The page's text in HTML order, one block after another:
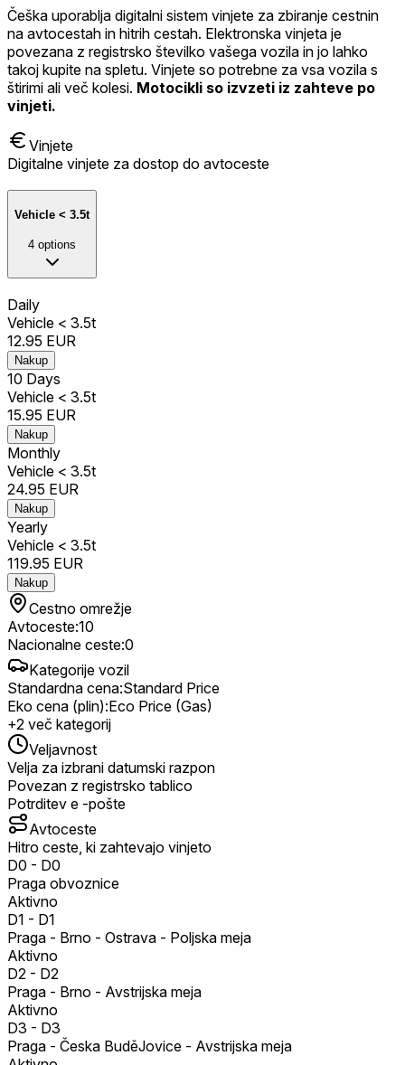
Češka uporablja digitalni sistem vinjete za zbiranje cestnin
na avtocestah in hitrih cestah. Elektronska vinjeta je
povezana z registrsko številko vašega vozila in jo lahko
takoj kupite na spletu. Vinjete so potrebne za vsa vozila s
štirimi ali več kolesi. Motocikli so izvzeti iz zahteve po
vinjeti.
Vinjete
Digitalne vinjete za dostop do avtoceste
Vehicle < 3.5t
4 options
Daily
Vehicle < 3.5t
12.95 EUR
Nakup
10 Days
Vehicle < 3.5t
15.95 EUR
Nakup
Monthly
Vehicle < 3.5t
24.95 EUR
Nakup
Yearly
Vehicle < 3.5t
119.95 EUR
Nakup
Cestno omrežje
Avtoceste:10
Nacionalne ceste:0
Kategorije vozil
Standardna cena:Standard Price
Eko cena (plin):Eco Price (Gas)
+2 več kategorij
Veljavnost
Velja za izbrani datumski razpon
Povezan z registrsko tablico
Potrditev e -pošte
Avtoceste
Hitro ceste, ki zahtevajo vinjeto
D0 - D0
Praga obvoznice
Aktivno
D1 - D1
Praga - Brno - Ostrava - Poljska meja
Aktivno
D2 - D2
Praga - Brno - Avstrijska meja
Aktivno
D3 - D3
Praga - Česka BuděJovice - Avstrijska meja